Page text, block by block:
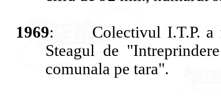
1969: Colectivul I.T.P. a
Steagul de "Intreprindere
comunala pe tara".